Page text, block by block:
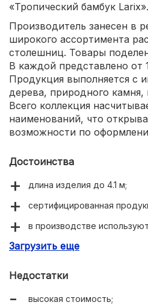
«Тропический бамбук Larix».
Производитель занесен в
широкого ассортимента
столешниц. Товары
В каждой представлено от
Продукция выполняется с
дерева, природного камня,
Всего коллекция
наименований, что
возможности по
Достоинства
длина изделия до 4.1 м;
сертифицированная
в производстве
Загрузить еще
Недостатки
высокая стоимость;